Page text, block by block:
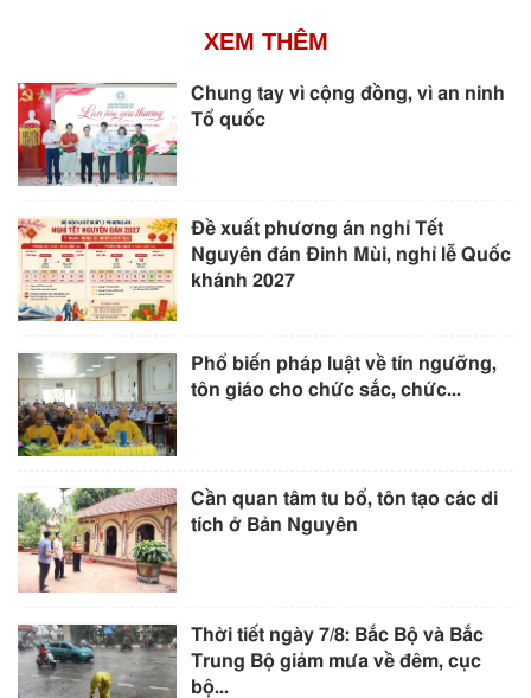
XEM THÊM
Chung tay vì cộng đồng, vì an ninh
Tổ quốc
Đề xuất phương án nghỉ Tết
Nguyên đán Đinh Mùi, nghỉ lễ Quốc
khánh 2027
Phổ biến pháp luật về tín ngưỡng,
tôn giáo cho chức sắc, chức...
Cần quan tâm tu bổ, tôn tạo các di
tích ở Bản Nguyên
Thời tiết ngày 7/8: Bắc Bộ và Bắc
Trung Bộ giảm mưa về đêm, cục
bộ...